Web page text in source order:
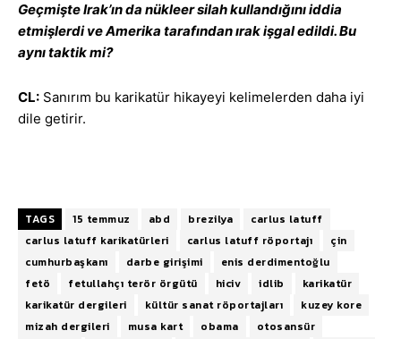
Geçmişte Irak’ın da nükleer silah kullandığını iddia
etmişlerdi ve Amerika tarafından ırak işgal edildi. Bu
aynı taktik mi?
CL: Sanırım bu karikatür hikayeyi kelimelerden daha iyi
dile getirir.
TAGS 15 temmuz abd brezilya
carlus latuff
carlus latuff karikatürleri
carlus latuff röportajı
çin
cumhurbaşkanı
darbe girişimi
enis derdimentoğlu
fetö
fetullahçı terör örgütü hiciv idlib
karikatür
karikatür dergileri
kültür sanat röportajları
kuzey kore
mizah dergileri
musa kart obama
otosansür